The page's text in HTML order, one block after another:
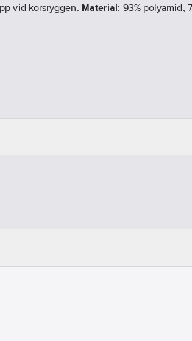
vid korsryggen. Material: 93% polyamid,